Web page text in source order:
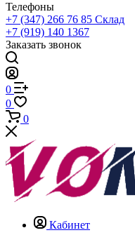
Телефоны
+7 (347) 266 76 85 Склад
+7 (919) 140 1367
Заказать звонок
0
0
0
Кабинет